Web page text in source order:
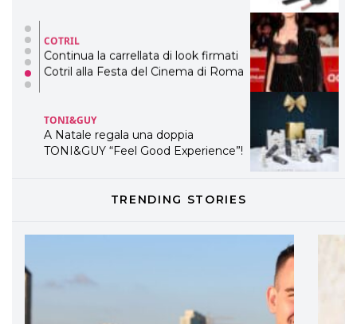
COTRIL
Continua la carrellata di look firmati
Cotril alla Festa del Cinema di Roma
TONI&GUY
A Natale regala una doppia
TONI&GUY “Feel Good Experience”!
LABEL.M lancia la sua innovativa ed
professionali
TRENDING STORIES